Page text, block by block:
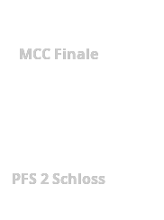
MCC Finale
PFS 2 Schloss